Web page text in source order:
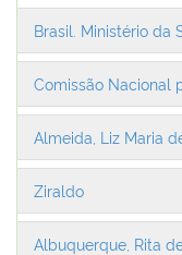
Brasil. Ministério da
Comissão Nacional
Almeida, Liz Maria
Ziraldo
Albuquerque, Rita de